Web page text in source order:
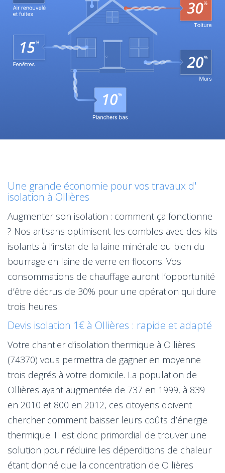
Une grande économie pour vos travaux d'
isolation à Ollières
Augmenter son isolation : comment ça fonctionne
? Nos artisans optimisent les combles avec des kits
isolants à l’instar de la laine minérale ou bien du
bourrage en laine de verre en flocons. Vos
consommations de chauffage auront l’opportunité
d’être décrus de 30% pour une opération qui dure
trois heures.
Devis isolation 1€ à Ollières : rapide et adapté
Votre chantier d’isolation thermique à Ollières
(74370) vous permettra de gagner en moyenne
trois degrés à votre domicile. La population de
Ollières ayant augmentée de 737 en 1999, à 839
en 2010 et 800 en 2012, ces citoyens doivent
chercher comment baisser leurs coûts d’énergie
thermique. Il est donc primordial de trouver une
solution pour réduire les déperditions de chaleur
étant donné que la concentration de Ollières